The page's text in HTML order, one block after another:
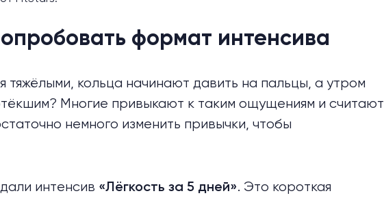
формат интенсива
тяжёлыми, кольца начинают давить на пальцы, а утром
Многие привыкают к таким ощущениям и считают
немного изменить привычки, чтобы
интенсив «Лёгкость за 5 дней». Это короткая